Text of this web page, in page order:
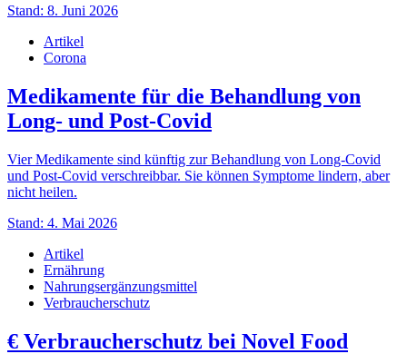
Stand: 8. Juni 2026
Artikel
Corona
Medikamente für die Behandlung von
Long- und Post-Covid
Vier Medikamente sind künftig zur Behandlung von Long-Covid
und Post-Covid verschreibbar. Sie können Symptome lindern, aber
nicht heilen.
Stand: 4. Mai 2026
Artikel
Ernährung
Nahrungsergänzungsmittel
Verbraucherschutz
€ Verbraucherschutz bei Novel Food